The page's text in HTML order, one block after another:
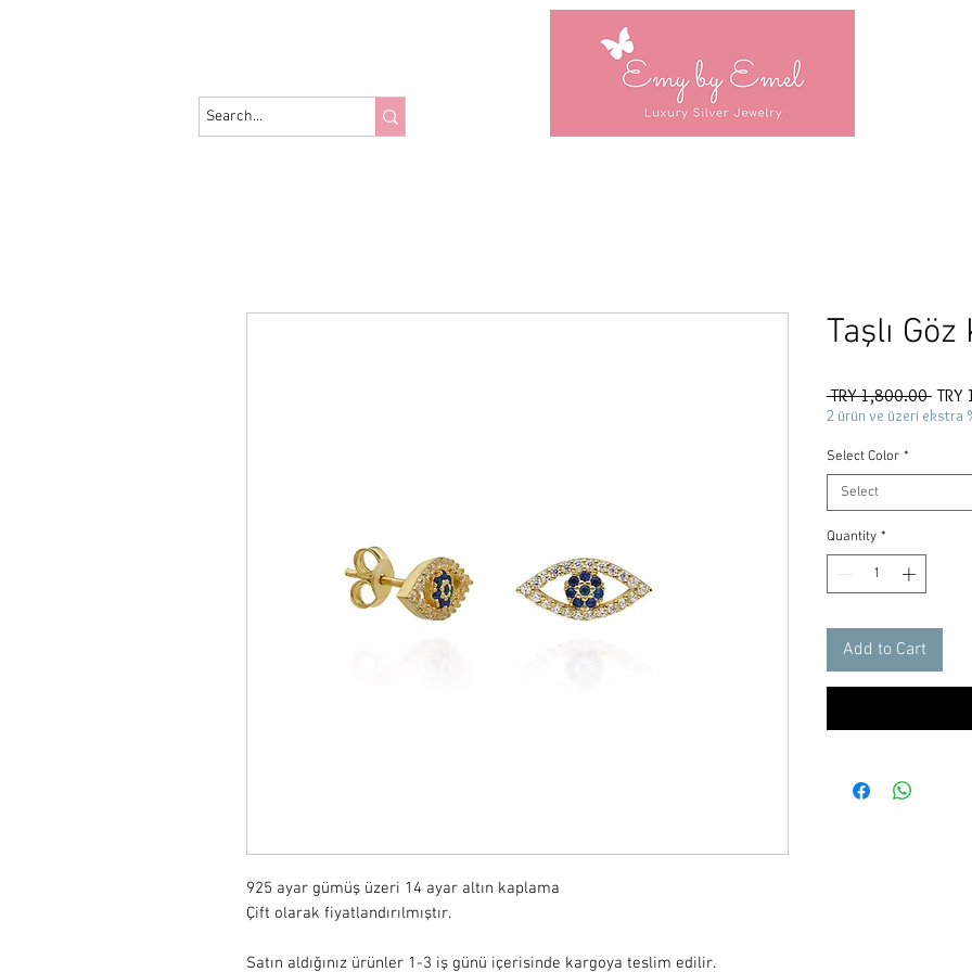
925 ayar gümüş üzeri 14 ayar altın kaplama
Çift olarak fiyatlandırılmıştır.
Satın aldığınız ürünler 1-3 iş günü içerisinde kargoya teslim edilir.
Taşlı Göz
TRY 1,800.00
Price
2 ürün ve üzeri ekstra
Select Color *
Select
Quantity *
Add to Cart